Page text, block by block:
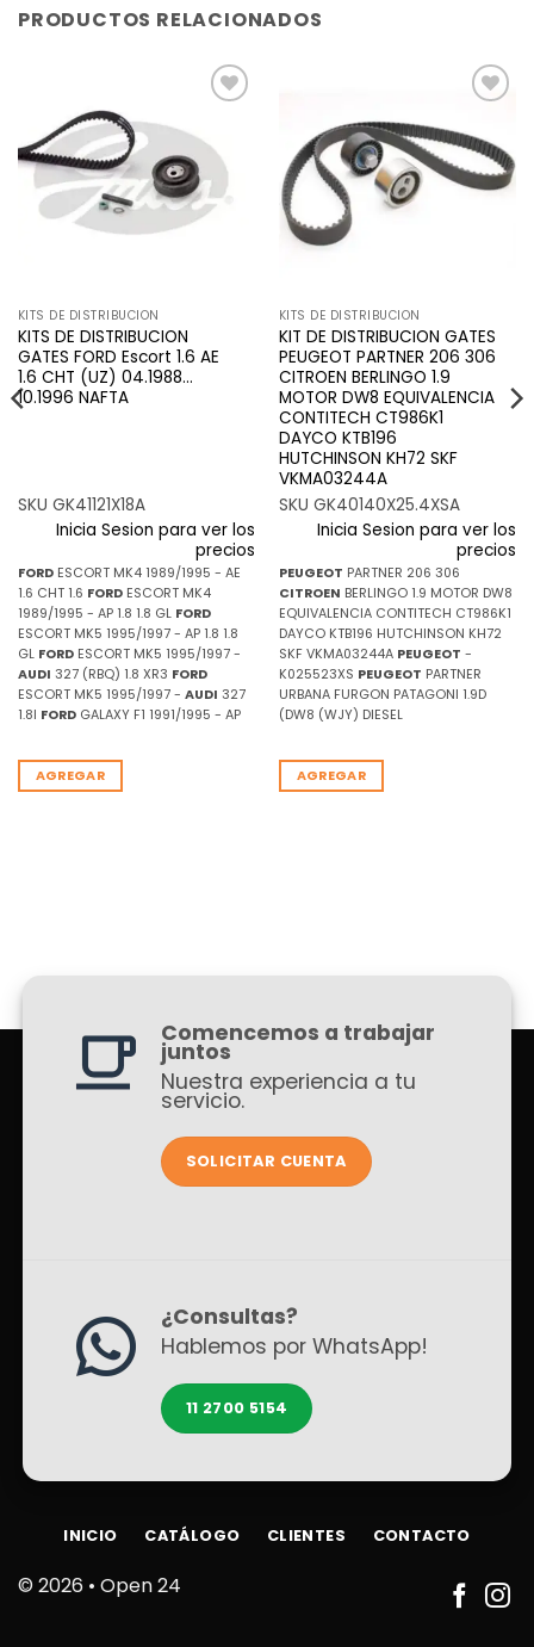
PRODUCTOS RELACIONADOS
lista de
deseos
KITS DE DISTRIBUCION
KITS DE DISTRIBUCION
GATES FORD Escort 1.6 AE
1.6 CHT (UZ) 04.1988…
10.1996 NAFTA
SKU GK41121X18A
Inicia Sesion para ver los
precios
FORDESCORT MK4 1989/1995 - AE
1.6 CHT 1.6 FORDESCORT MK4
1989/1995 - AP 1.8 1.8 GL FORD
ESCORT MK5 1995/1997 - AP 1.8 1.8
GL FORDESCORT MK5 1995/1997 -
AUDI 327 (RBQ) 1.8 XR3 FORD
ESCORT MK5 1995/1997 - AUDI 327
1.8I FORDGALAXY F1 1991/1995 - AP
AGREGAR
a la
lista de
deseos
KITS DE DISTRIBUCION
KIT DE DISTRIBUCION GATES
PEUGEOT PARTNER 206 306
CITROEN BERLINGO 1.9
MOTOR DW8 EQUIVALENCIA
CONTITECH CT986K1
DAYCO KTB196
HUTCHINSON KH72 SKF
VKMA03244A
SKU GK40140X25.4XSA
Inicia Sesion para ver los
precios
PEUGEOT PARTNER 206 306
CITROEN BERLINGO 1.9 MOTOR DW8
EQUIVALENCIA CONTITECH CT986K1
DAYCO KTB196 HUTCHINSON KH72
SKF VKMA03244A PEUGEOT -
K025523XS PEUGEOT PARTNER
URBANA FURGON PATAGONI 1.9D
(DW8 (WJY) DIESEL
AGREGAR
Comencemos a trabajar
juntos
Nuestra experiencia a tu
servicio.
SOLICITAR CUENTA
¿Consultas?
Hablemos por WhatsApp!
11 2700 5154
© 2026 • Open 24
INICIO CATÁLOGO CLIENTES CONTACTO